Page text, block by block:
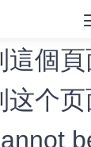
這個頁
这个页